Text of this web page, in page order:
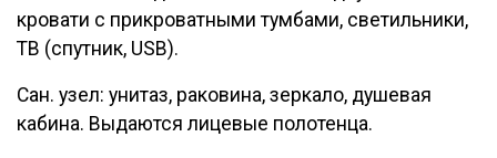
кровати с прикроватными тумбами, светильники,
ТВ (спутник, USB).
Сан. узел: унитаз, раковина, зеркало, душевая
кабина. Выдаются лицевые полотенца.